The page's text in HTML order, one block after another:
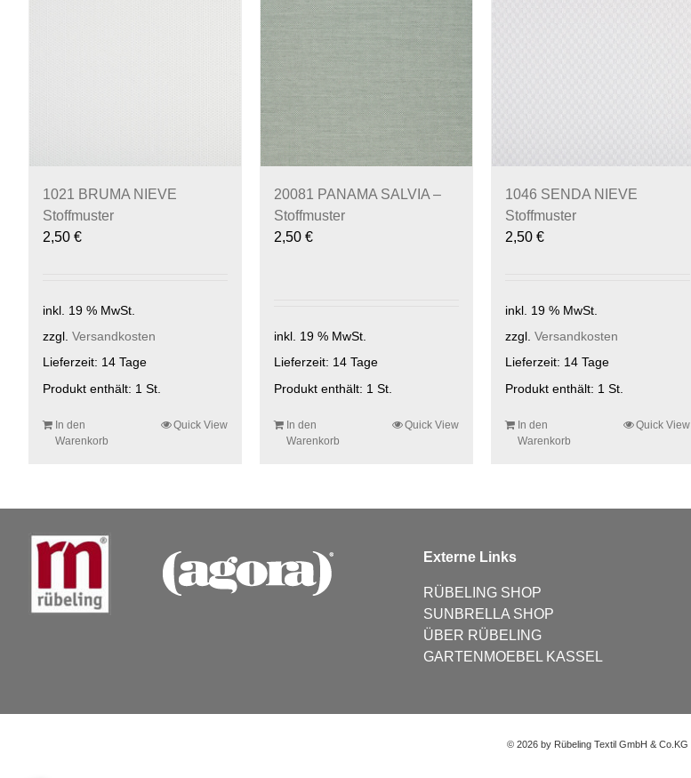
1021 BRUMA NIEVE
Stoffmuster
2,50 €
inkl. 19 % MwSt.
zzgl. Versandkosten
Lieferzeit: 14 Tage
Produkt enthält: 1 St.
In den
Warenkorb
Quick View
20081 PANAMA SALVIA –
Stoffmuster
2,50 €
inkl. 19 % MwSt.
Lieferzeit: 14 Tage
Produkt enthält: 1 St.
In den
Warenkorb
Quick View
1046 SENDA NIEVE
Stoffmuster
2,50 €
inkl. 19 % MwSt.
zzgl. Versandkosten
Lieferzeit: 14 Tage
Produkt enthält: 1 St.
In den
Warenkorb
Quick View
Externe Links
RÜBELING SHOP
SUNBRELLA SHOP
ÜBER RÜBELING
GARTENMOEBEL KASSEL
© 2026 by Rübeling Textil GmbH & Co.KG